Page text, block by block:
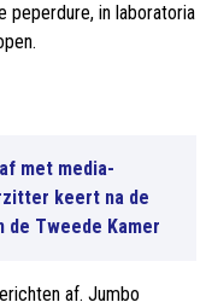
peperdure, in laboratoria
met media-
keert na de
Tweede Kamer
af. Jumbo